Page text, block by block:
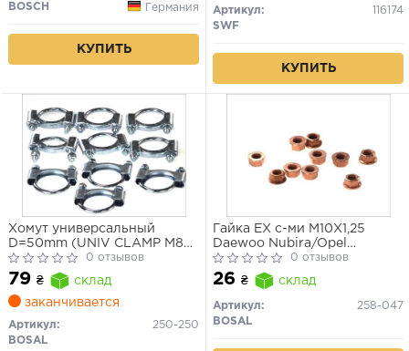
BOSCH
Германия
КУПИТЬ
Артикул:
116174
SWF
КУПИТЬ
Хомут универсальный
D=50mm (UNIV CLAMP M8
50MM) 1шт.
0 отзывов
79 ₴
склад
заканчивается
Артикул:
250-250
BOSAL
Гайка EX с-ми M10X1,25
Daewoo Nubira/Opel
Antara/Suzuki/Nissan/Honda/
0 отзывов
26 ₴ склад
Артикул:
258-047
BOSAL